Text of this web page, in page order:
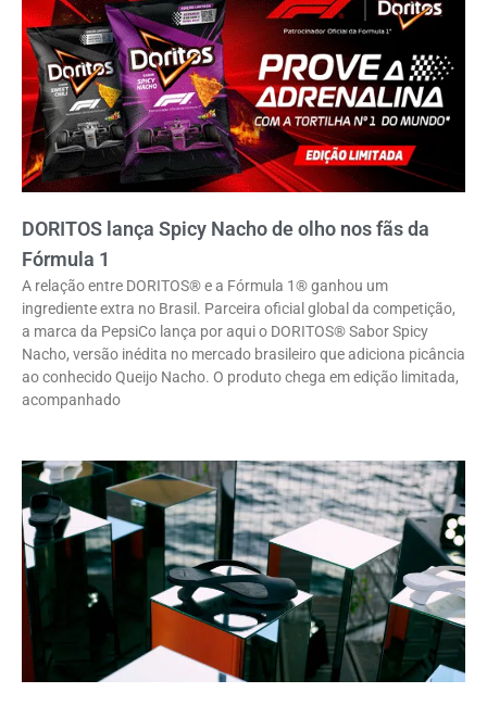
DORITOS lança Spicy Nacho de olho nos fãs da
Fórmula 1
A relação entre DORITOS® e a Fórmula 1® ganhou um
ingrediente extra no Brasil. Parceira oficial global da competição,
a marca da PepsiCo lança por aqui o DORITOS® Sabor Spicy
Nacho, versão inédita no mercado brasileiro que adiciona picância
ao conhecido Queijo Nacho. O produto chega em edição limitada,
acompanhado